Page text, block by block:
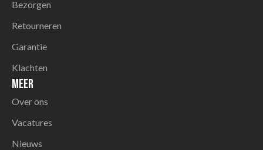
Bezorgen
Retourneren
Garantie
Klachten
Meer
Over ons
Vacatures
Nieuws